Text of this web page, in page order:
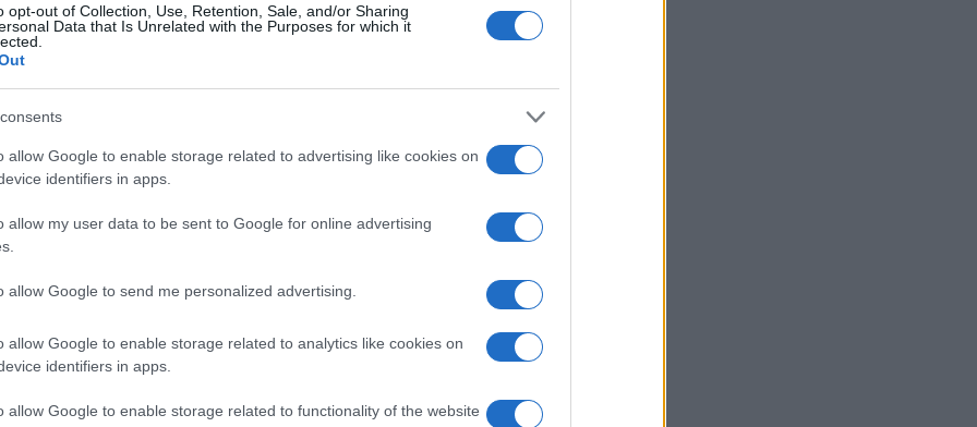
opt-out of Collection, Use, Retention, Sale, and/or Sharing
Data that Is Unrelated with the Purposes for which it
allow Google to enable storage related to advertising like cookies on
identifiers in apps.
allow my user data to be sent to Google for online advertising
allow Google to send me personalized advertising.
allow Google to enable storage related to analytics like cookies on
identifiers in apps.
allow Google to enable storage related to functionality of the website